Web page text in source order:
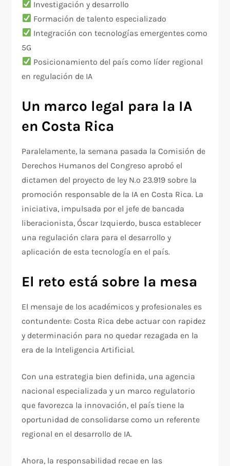
Investigación y desarrollo
Formación de talento especializado
Integración con tecnologías emergentes como
5G
Posicionamiento del país como líder regional
en regulación de IA
Un marco legal para la IA
en Costa Rica
Paralelamente, la semana pasada la Comisión de
Derechos Humanos del Congreso aprobó el
dictamen del proyecto de ley N.º 23.919 sobre la
promoción responsable de la IA en Costa Rica. La
iniciativa, impulsada por el jefe de bancada
liberacionista, Óscar Izquierdo, busca establecer
una regulación clara para el desarrollo y
aplicación de esta tecnología en el país.
El reto está sobre la mesa
El mensaje de los académicos y profesionales es
contundente: Costa Rica debe actuar con rapidez
y determinación para no quedar rezagada en la
era de la Inteligencia Artificial.
Con una estrategia bien definida, una agencia
nacional especializada y un marco regulatorio
que favorezca la innovación, el país tiene la
oportunidad de consolidarse como un referente
regional en el desarrollo de IA.
Ahora, la responsabilidad recae en las